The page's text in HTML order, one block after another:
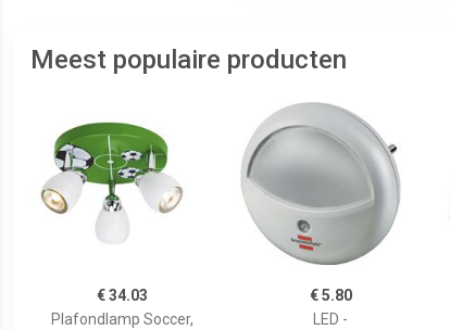
Meest populaire producten
€ 34.03
Plafondlamp Soccer,
€ 5.80
LED -